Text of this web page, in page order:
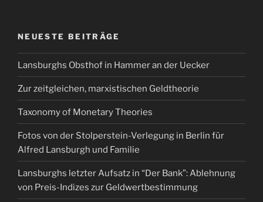
NEUESTE BEITRÄGE
Lansburghs Obsthof in Hammer an der Uecker
Zur zeitgleichen, marxistischen Geldtheorie
Taxonomy of Monetary Theories
Fotos von der Stolperstein-Verlegung in Berlin für
Alfred Lansburgh und Familie
Lansburghs letzter Aufsatz in “Der Bank”: Ablehnung
von Preis-Indizes zur Geldwertbestimmung